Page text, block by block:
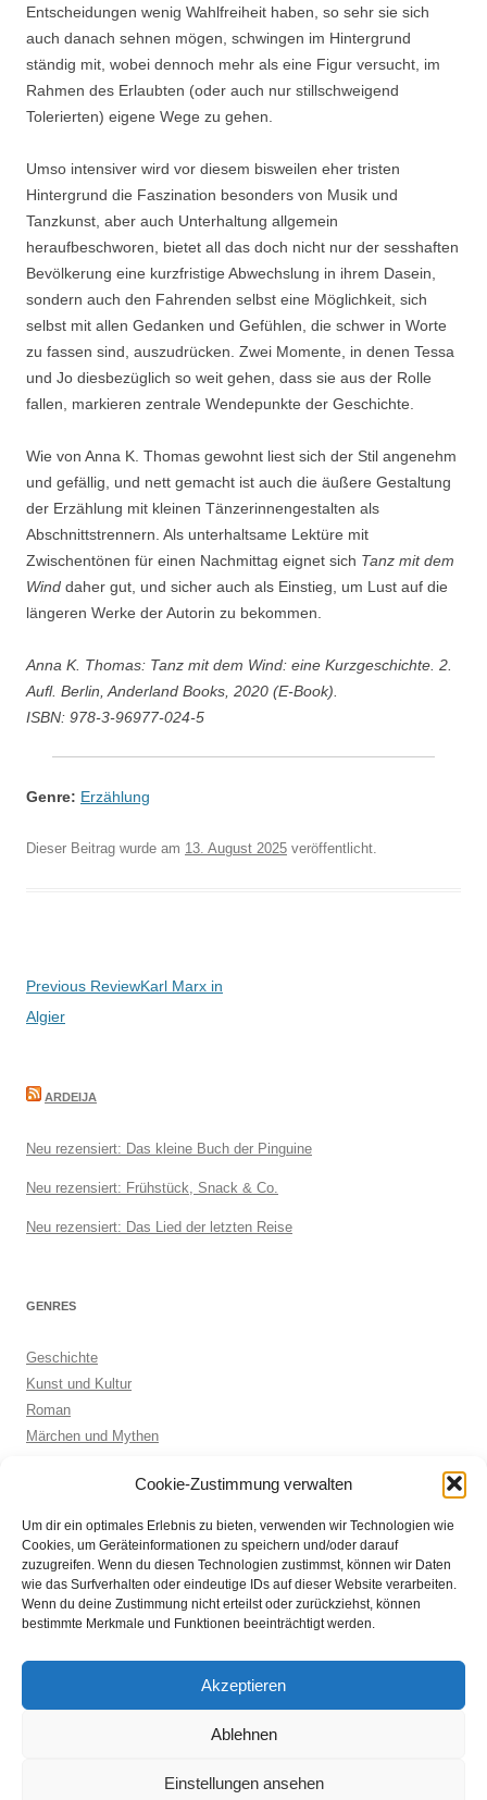
Cookie-Zustimmung verwalten
Um dir ein optimales Erlebnis zu bieten, verwenden wir Technologien wie
Cookies, um Geräteinformationen zu speichern und/oder darauf
zuzugreifen. Wenn du diesen Technologien zustimmst, können wir Daten
wie das Surfverhalten oder eindeutige IDs auf dieser Website verarbeiten.
Wenn du deine Zustimmung nicht erteilst oder zurückziehst, können
bestimmte Merkmale und Funktionen beeinträchtigt werden.
Akzeptieren
Ablehnen
Einstellungen ansehen
Entscheidungen wenig Wahlfreiheit haben, so sehr sie sich
auch danach sehnen mögen, schwingen im Hintergrund
ständig mit, wobei dennoch mehr als eine Figur versucht, im
Rahmen des Erlaubten (oder auch nur stillschweigend
Tolerierten) eigene Wege zu gehen.
Umso intensiver wird vor diesem bisweilen eher tristen
Hintergrund die Faszination besonders von Musik und
Tanzkunst, aber auch Unterhaltung allgemein
heraufbeschworen, bietet all das doch nicht nur der sesshaften
Bevölkerung eine kurzfristige Abwechslung in ihrem Dasein,
sondern auch den Fahrenden selbst eine Möglichkeit, sich
selbst mit allen Gedanken und Gefühlen, die schwer in Worte
zu fassen sind, auszudrücken. Zwei Momente, in denen Tessa
und Jo diesbezüglich so weit gehen, dass sie aus der Rolle
fallen, markieren zentrale Wendepunkte der Geschichte.
Wie von Anna K. Thomas gewohnt liest sich der Stil angenehm
und gefällig, und nett gemacht ist auch die äußere Gestaltung
der Erzählung mit kleinen Tänzerinnengestalten als
Abschnittstrennern. Als unterhaltsame Lektüre mit
Zwischentönen für einen Nachmittag eignet sich Tanz mit dem
Wind daher gut, und sicher auch als Einstieg, um Lust auf die
längeren Werke der Autorin zu bekommen.
Anna K. Thomas: Tanz mit dem Wind: eine Kurzgeschichte. 2.
Aufl. Berlin, Anderland Books, 2020 (E-Book).
ISBN: 978-3-96977-024-5
Genre: Erzählung
Dieser Beitrag wurde am 13. August 2025 veröffentlicht.
Beitragsnavigation
Previous ReviewKarl Marx in
Algier
ARDEIJA
Neu rezensiert: Das kleine Buch der Pinguine
Neu rezensiert: Frühstück, Snack & Co.
Neu rezensiert: Das Lied der letzten Reise
GENRES
Geschichte
Kunst und Kultur
Roman
Märchen und Mythen
Sachbuch allgemein
ARCHIVE
Archive